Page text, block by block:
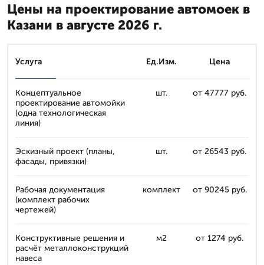
Цены на проектирование автомоек в
Казани в августе 2026 г.
Услуга Ед.Изм. Цена
Концептуальное
проектирование автомойки
(одна технологическая
линия)
шт. от 47777 руб.
Эскизный проект (планы,
фасады, привязки)
шт. от 26543 руб.
Рабочая документация
(комплект рабочих
чертежей)
комплект от 90245 руб.
Конструктивные решения и
расчёт металлоконструкций
навеса
м2 от 1274 руб.